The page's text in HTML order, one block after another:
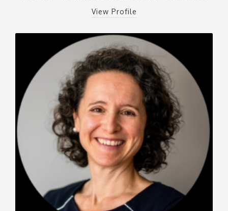
View Profile